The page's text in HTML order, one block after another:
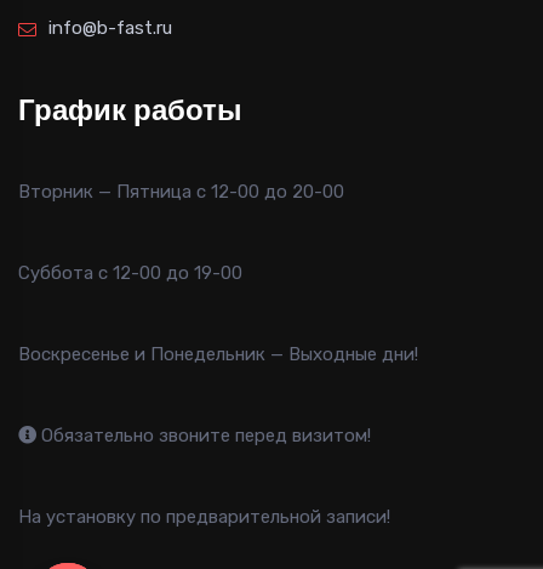
info@b-fast.ru
График работы
Вторник — Пятница с 12-00 до 20-00
Суббота с 12-00 до 19-00
Воскресенье и Понедельник — Выходные дни!
Обязательно звоните перед визитом!
На установку по предварительной записи!